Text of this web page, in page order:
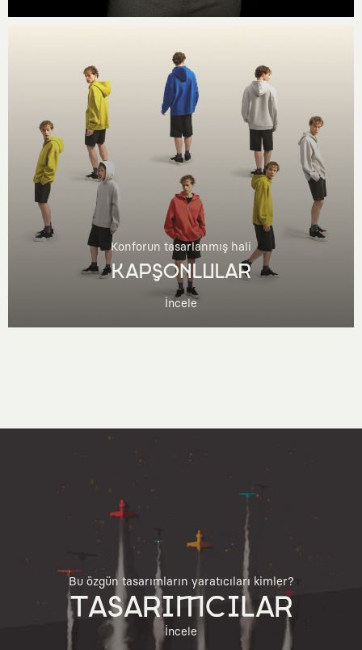
Konforun tasarlanmış hali
KAPŞONLULAR
İncele
Bu özgün tasarımların yaratıcıları kimler?
TASARIMCILAR
İncele